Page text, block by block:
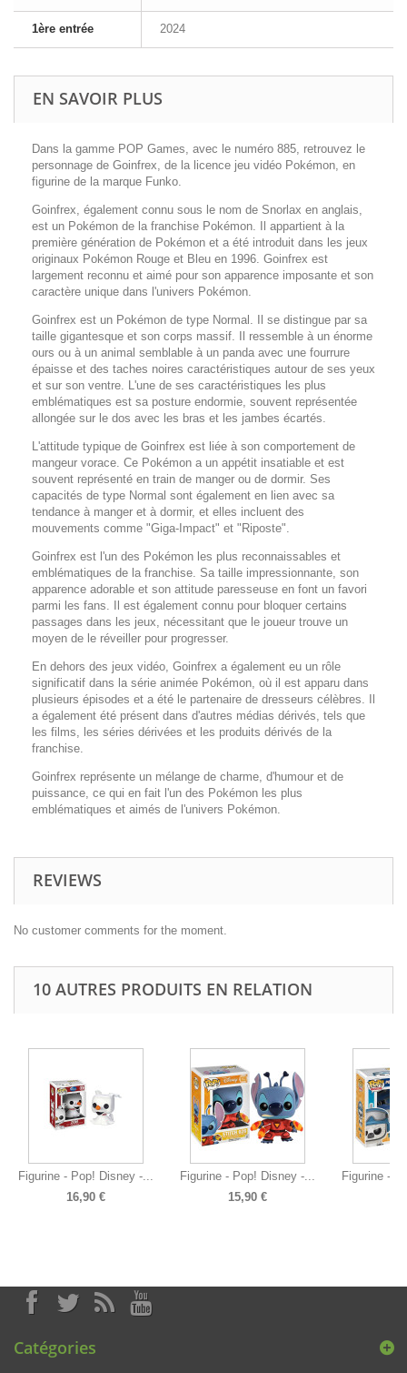
1ère entrée 2024
EN SAVOIR PLUS
Dans la gamme POP Games, avec le numéro 885, retrouvez le
personnage de Goinfrex, de la licence jeu vidéo Pokémon, en
figurine de la marque Funko.
Goinfrex, également connu sous le nom de Snorlax en anglais,
est un Pokémon de la franchise Pokémon. Il appartient à la
première génération de Pokémon et a été introduit dans les jeux
originaux Pokémon Rouge et Bleu en 1996. Goinfrex est
largement reconnu et aimé pour son apparence imposante et son
caractère unique dans l'univers Pokémon.
Goinfrex est un Pokémon de type Normal. Il se distingue par sa
taille gigantesque et son corps massif. Il ressemble à un énorme
ours ou à un animal semblable à un panda avec une fourrure
épaisse et des taches noires caractéristiques autour de ses yeux
et sur son ventre. L'une de ses caractéristiques les plus
emblématiques est sa posture endormie, souvent représentée
allongée sur le dos avec les bras et les jambes écartés.
L'attitude typique de Goinfrex est liée à son comportement de
mangeur vorace. Ce Pokémon a un appétit insatiable et est
souvent représenté en train de manger ou de dormir. Ses
capacités de type Normal sont également en lien avec sa
tendance à manger et à dormir, et elles incluent des
mouvements comme "Giga-Impact" et "Riposte".
Goinfrex est l'un des Pokémon les plus reconnaissables et
emblématiques de la franchise. Sa taille impressionnante, son
apparence adorable et son attitude paresseuse en font un favori
parmi les fans. Il est également connu pour bloquer certains
passages dans les jeux, nécessitant que le joueur trouve un
moyen de le réveiller pour progresser.
En dehors des jeux vidéo, Goinfrex a également eu un rôle
significatif dans la série animée Pokémon, où il est apparu dans
plusieurs épisodes et a été le partenaire de dresseurs célèbres. Il
a également été présent dans d'autres médias dérivés, tels que
les films, les séries dérivées et les produits dérivés de la
franchise.
Goinfrex représente un mélange de charme, d'humour et de
puissance, ce qui en fait l'un des Pokémon les plus
emblématiques et aimés de l'univers Pokémon.
REVIEWS
No customer comments for the moment.
10 AUTRES PRODUITS EN RELATION
Figurine - Pop! Disney -...
16,90 €
Figurine - Pop! Disney -...
15,90 €
Figurine -
Catégories